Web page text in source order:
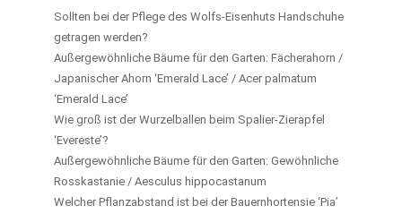
Sollten bei der Pflege des Wolfs-Eisenhuts Handschuhe
getragen werden?
Außergewöhnliche Bäume für den Garten: Fächerahorn /
Japanischer Ahorn ‘Emerald Lace’ / Acer palmatum
‘Emerald Lace’
Wie groß ist der Wurzelballen beim Spalier-Zierapfel
‘Evereste’?
Außergewöhnliche Bäume für den Garten: Gewöhnliche
Rosskastanie / Aesculus hippocastanum
Welcher Pflanzabstand ist bei der Bauernhortensie ‘Pia’